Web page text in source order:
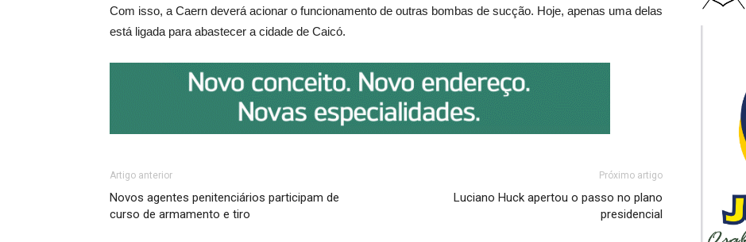
Com isso, a Caern deverá acionar o funcionamento de outras bombas de sucção. Hoje, apenas uma delas
está ligada para abastecer a cidade de Caicó.
Artigo anterior
Novos agentes penitenciários participam de
curso de armamento e tiro
Próximo artigo
Luciano Huck apertou o passo no plano
presidencial